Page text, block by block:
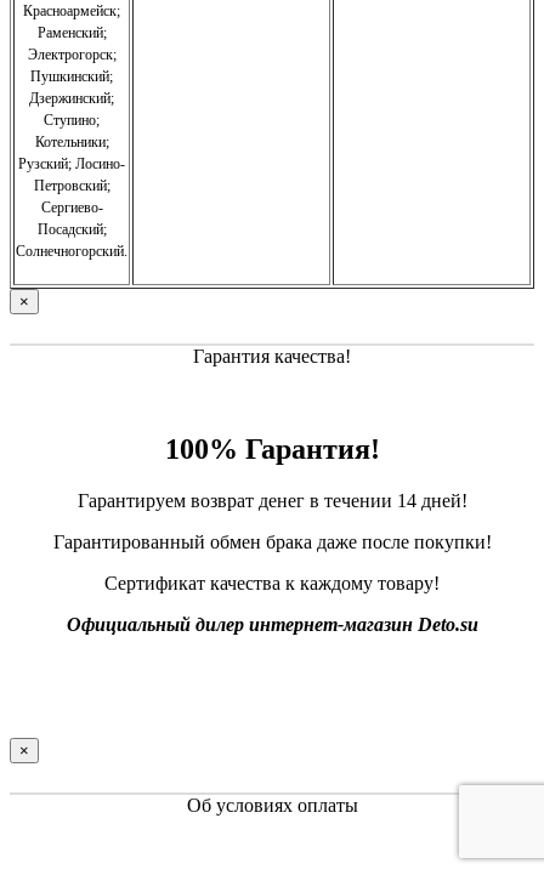
Красноармейск;
Раменский;
Электрогорск;
Пушкинский;
Дзержинский;
Ступино;
Котельники;
Рузский; Лосино-
Петровский;
Сергиево-
Посадский;
Солнечногорский.
×
Гарантия качества!
100% Гарантия!
Гарантируем возврат денег в течении 14 дней!
Гарантированный обмен брака даже после покупки!
Сертификат качества к каждому товару!
Официальный дилер интернет-магазин Deto.su
×
Об условиях оплаты